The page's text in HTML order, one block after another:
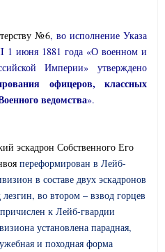
№6, во исполнение Указа
1 июня 1881 года «О военном и
Империи» утверждено
офицеров, классных
ведомства».
эскадрон Собственного Его
переформирован в Лейб-
в составе двух эскадронов
во втором – взвод горцев
к Лейб-гвардии
установлена парадная,
и походная форма